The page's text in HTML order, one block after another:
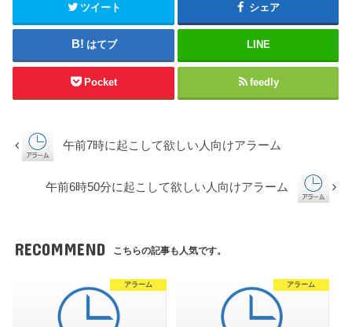
ツイート シェア
はてブ LINE
Pocket feedly
午前7時に起こして欲しい人向けアラーム
午前6時50分に起こして欲しい人向けアラーム
RECOMMEND こちらの記事も人気です。
アラーム アラーム